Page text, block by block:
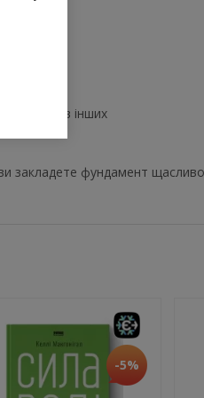
в інших
закладете фундамент
-5%